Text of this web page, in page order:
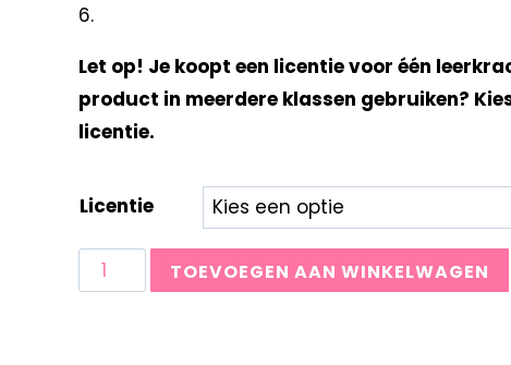
6.
Let op! Je koopt een licentie voor één
product in meerdere klassen gebruiken?
licentie.
Licentie
TOEVOEGEN AAN WINKELWAGEN